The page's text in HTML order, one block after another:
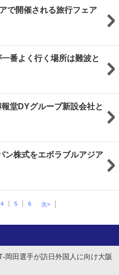
で開催される旅行フェア
番よく行く場所は難波と
堂DYグループ新設会社と
ン株式をエボラブルアジア
4 5 6 次>
岡田選手が訪日外国人に向け大阪